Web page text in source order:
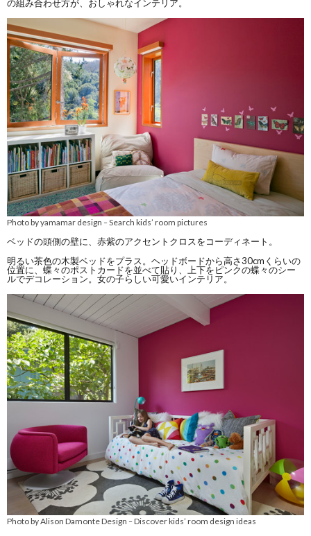
の組み合わせ方が、おしゃれなインテリア。
Photo by yamamar design –Search kids’ room pictures
ベッドの頭側の壁に、赤紫のアクセントクロスをコーディネート。
明るい茶色の木製ベッドをプラス。ヘッドボードから高さ30cmくらいの
位置に、蝶々のポストカードを並べて貼り、上下をピンクの蝶々のシー
ルでデコレーション。女の子らしい可愛いインテリア。
Photo by Alison Damonte Design –Discover kids’ room design ideas